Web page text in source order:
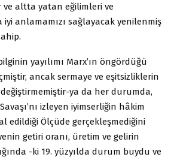
ve altta yatan eğilimleri ve
anlamamızı sağlayacak yenilenmiş
yayılımı Marx’ın öngördüğü
ancak sermaye ve eşitsizliklerin
değiştirmemiştir-ya da her durumda,
izleyen iyimserliğin hâkim
edildiği Ölçüde gerçekleşmediğini
getiri oranı, üretim ve gelirin
-ki 19. yüzyılda durum buydu ve